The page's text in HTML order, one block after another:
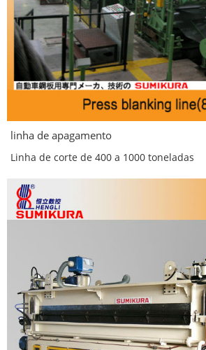
linha de apagamento
Linha de corte de 400 a 1000 toneladas